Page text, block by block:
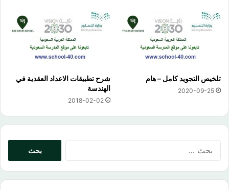
تلخيص التجويد كامل – هام
2020-09-25
شرح تطبيقات الاعداد العقدية في
الهندسة
2018-02-02